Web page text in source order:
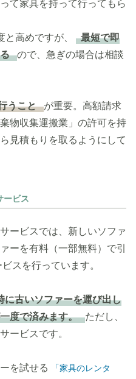
て家具を持って行ってもら
と高めですが、
最短で即
る ので、急ぎの場合は相談
うこと が重要。高額請求
物収集運搬業」の許可を持
見積もりを取るようにして
ービス
ービスでは、新しいソファ
ーを有料（一部無料）で引
スを行っています。
に古いソファーを運び出し
度で済みます。 ただし、
ービスです。
を試せる
「家具のレンタ